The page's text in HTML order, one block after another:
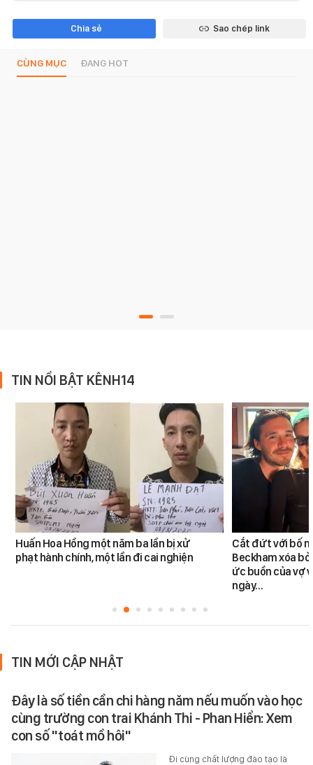
Chia sẻ Sao chép link
CÙNG MỤC ĐANG HOT
TIN NỔI BẬT KÊNH14
Huấn Hoa Hồng một năm ba lần bị xử
phạt hành chính, một lần đi cai nghiện
Cắt đứt với bố
Beckham xóa
ức buồn của vợ
ngày…
TIN MỚI CẬP NHẬT
Đây là số tiền cần chi hàng năm nếu muốn vào học
cùng trường con trai Khánh Thi - Phan Hiển: Xem
con số "toát mồ hôi"
Đi cùng chất lượng đào tạo là